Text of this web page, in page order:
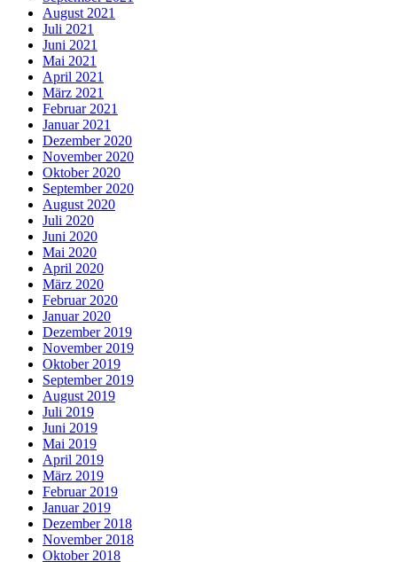
August 2021
Juli 2021
Juni 2021
Mai 2021
April 2021
März 2021
Februar 2021
Januar 2021
Dezember 2020
November 2020
Oktober 2020
September 2020
August 2020
Juli 2020
Juni 2020
Mai 2020
April 2020
März 2020
Februar 2020
Januar 2020
Dezember 2019
November 2019
Oktober 2019
September 2019
August 2019
Juli 2019
Juni 2019
Mai 2019
April 2019
März 2019
Februar 2019
Januar 2019
Dezember 2018
November 2018
Oktober 2018